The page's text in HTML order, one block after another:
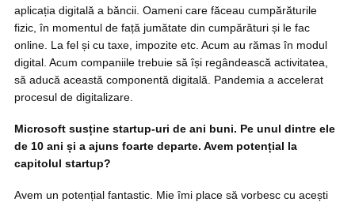
aplicația digitală a băncii. Oameni care făceau cumpărăturile
fizic, în momentul de față jumătate din cumpărături și le fac
online. La fel și cu taxe, impozite etc. Acum au rămas în modul
digital. Acum companiile trebuie să își regândească activitatea,
să aducă această componentă digitală. Pandemia a accelerat
procesul de digitalizare.
Microsoft susține startup-uri de ani buni. Pe unul dintre ele
de 10 ani și a ajuns foarte departe. Avem potențial la
capitolul startup?
Avem un potențial fantastic. Mie îmi place să vorbesc cu acești